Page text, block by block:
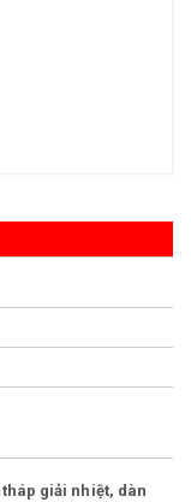
giải nhiệt, dàn